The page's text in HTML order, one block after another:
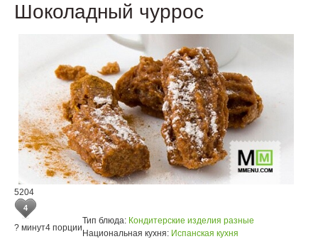
Шоколадный чуррос
5204
4
? минут4 порции
Тип блюда: Кондитерские изделия разные
Национальная кухня: Испанская кухня